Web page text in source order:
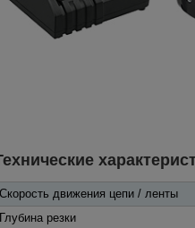
Скорость движения цепи / ленты
Глубина резки